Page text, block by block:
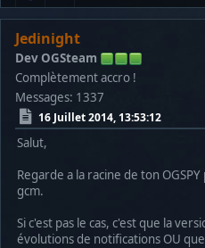
Jedinight
Dev OGSteam
Complètement accro !
Messages: 1337
16 Juillet 2014, 13:53:12
Salut,
Regarde a la racine de ton
gcm.
Si c'est pas le cas, c'est que la
évolutions de notifications OU